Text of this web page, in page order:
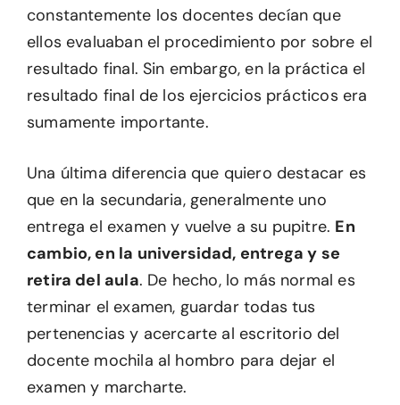
constantemente los docentes decían que
ellos evaluaban el procedimiento por sobre el
resultado final. Sin embargo, en la práctica el
resultado final de los ejercicios prácticos era
sumamente importante.
Una última diferencia que quiero destacar es
que en la secundaria, generalmente uno
entrega el examen y vuelve a su pupitre. En
cambio, en la universidad, entrega y se
retira del aula. De hecho, lo más normal es
terminar el examen, guardar todas tus
pertenencias y acercarte al escritorio del
docente mochila al hombro para dejar el
examen y marcharte.